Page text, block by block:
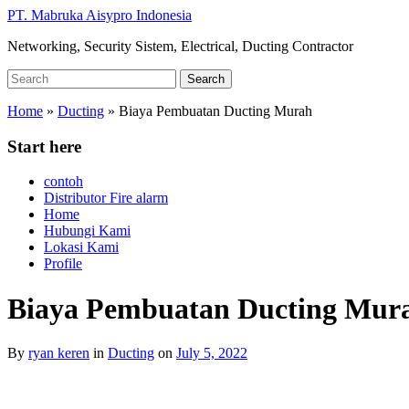
Skip
main
PT. Mabruka Aisypro Indonesia
Networking, Security Sistem, Electrical, Ducting Contractor
Search
for:
Search
Home » Ducting » Biaya Pembuatan Ducting Murah
Start here
contoh
Distributor Fire alarm
Home
Hubungi Kami
Lokasi Kami
Profile
Biaya Pembuatan Ducting
By ryan keren in Ducting on July 5, 2022